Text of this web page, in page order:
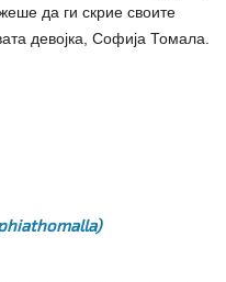
да ги скрие своите
девојка, Софија Томала.